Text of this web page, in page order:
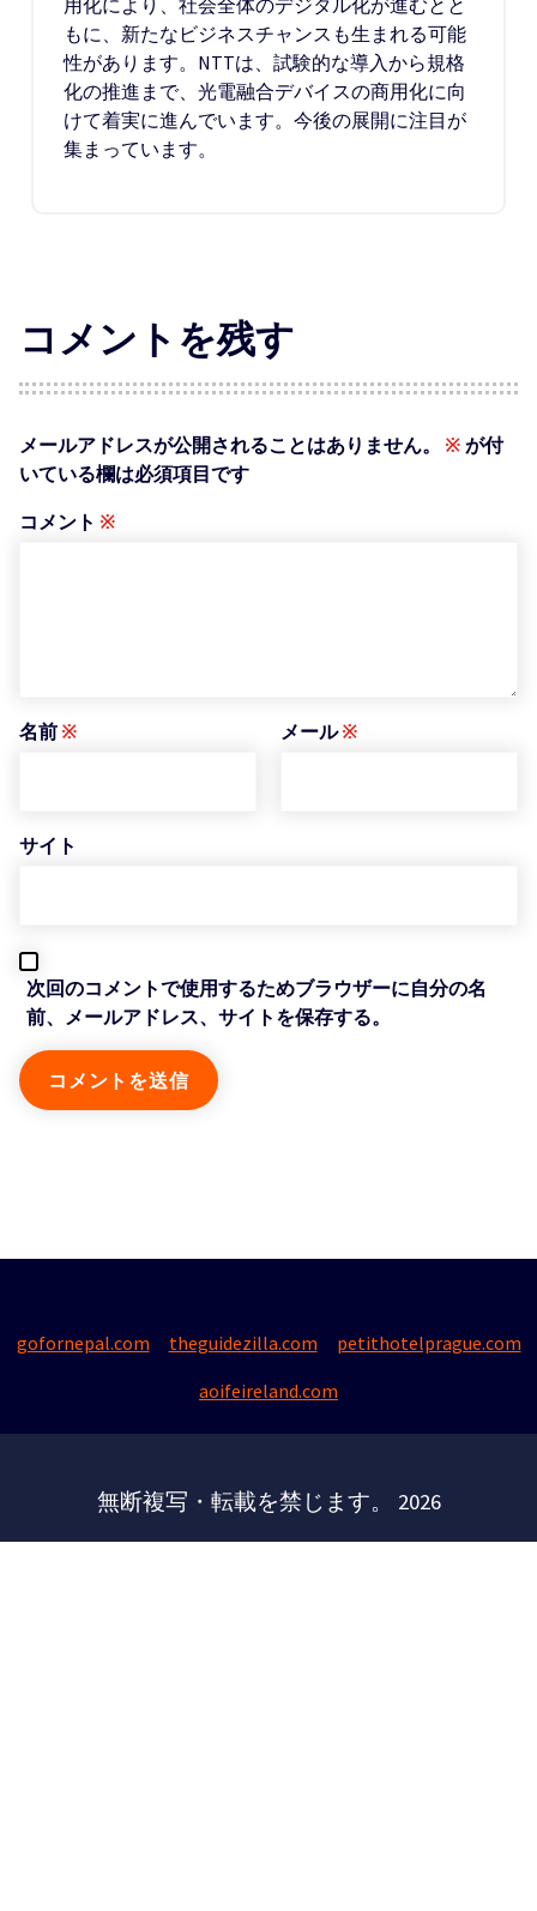
もに、新たなビジネスチャンスも生まれる可能
性があります。NTTは、試験的な導入から規格
化の推進まで、光電融合デバイスの商用化に向
けて着実に進んでいます。今後の展開に注目が
集まっています。
コメントを残す
メールアドレスが公開されることはありません。 ※ が付
いている欄は必須項目です
コメント ※
名前 ※ メール※
サイト
次回のコメントで使用するためブラウザーに自分の名
前、メールアドレス、サイトを保存する。
gofornepal.com theguidezilla.com
petithotelprague.com
aoifeireland.com
無断複写・転載を禁じます。 2026